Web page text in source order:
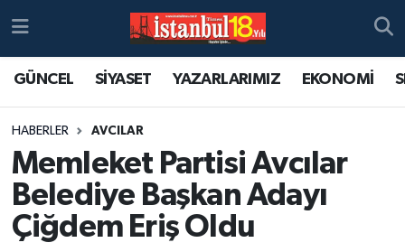
GÜNCEL SİYASET YAZARLARIMIZ EKONOMİ
HABERLER AVCILAR
Memleket Partisi Avcılar
Belediye Başkan Adayı
Çiğdem Eriş Oldu